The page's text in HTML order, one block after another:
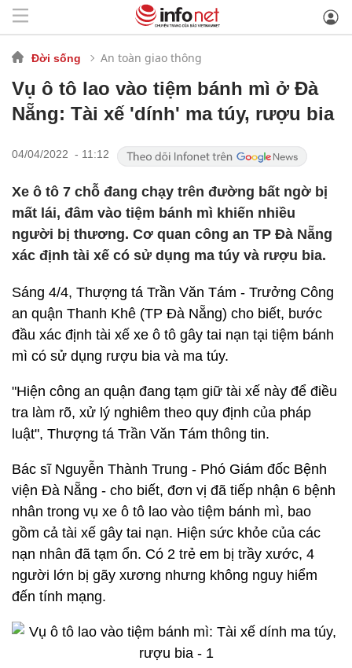
Đời sống An toàn giao thông
Vụ ô tô lao vào tiệm bánh mì ở Đà
Nẵng: Tài xế 'dính' ma túy, rượu bia
04/04/2022 - 11:12
Xe ô tô 7 chỗ đang chạy trên đường bất ngờ bị
mất lái, đâm vào tiệm bánh mì khiến nhiều
người bị thương. Cơ quan công an TP Đà Nẵng
xác định tài xế có sử dụng ma túy và rượu bia.
Sáng 4/4, Thượng tá Trần Văn Tám - Trưởng Công
an quận Thanh Khê (TP Đà Nẵng) cho biết, bước
đầu xác định tài xế xe ô tô gây tai nạn tại tiệm bánh
mì có sử dụng rượu bia và ma túy.
"Hiện công an quận đang tạm giữ tài xế này để điều
tra làm rõ, xử lý nghiêm theo quy định của pháp
luật", Thượng tá Trần Văn Tám thông tin.
Bác sĩ Nguyễn Thành Trung - Phó Giám đốc Bệnh
viện Đà Nẵng - cho biết, đơn vị đã tiếp nhận 6 bệnh
nhân trong vụ xe ô tô lao vào tiệm bánh mì, bao
gồm cả tài xế gây tai nạn. Hiện sức khỏe của các
nạn nhân đã tạm ổn. Có 2 trẻ em bị trầy xước, 4
người lớn bị gãy xương nhưng không nguy hiểm
đến tính mạng.